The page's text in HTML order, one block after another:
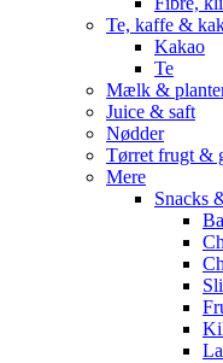
Te, kaffe &
Kakao
Te
Mælk &
Juice & saft
Nødder
Tørret frugt &
Mere
Snacks